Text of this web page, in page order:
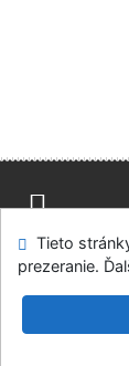
Mapa stránok
Modul
Knižnica
Tieto
prezeranie.